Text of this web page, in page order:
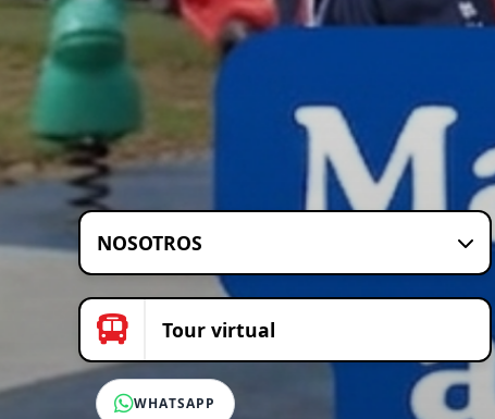
NOSOTROS
Tour virtual
WHATSAPP